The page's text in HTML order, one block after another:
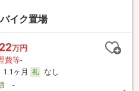
イク置場
万円
費等-
1.1ヶ月
なし
-